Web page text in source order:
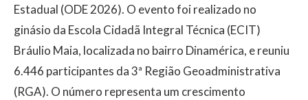
Estadual (ODE 2026). O evento foi realizado no
ginásio da Escola Cidadã Integral Técnica (ECIT)
Bráulio Maia, localizada no bairro Dinamérica, e reuniu
6.446 participantes da 3ª Região Geoadministrativa
(RGA). O número representa um crescimento